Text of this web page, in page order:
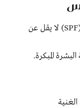
بعامل حماية (SPF) لا يقل عن
المبكرة.